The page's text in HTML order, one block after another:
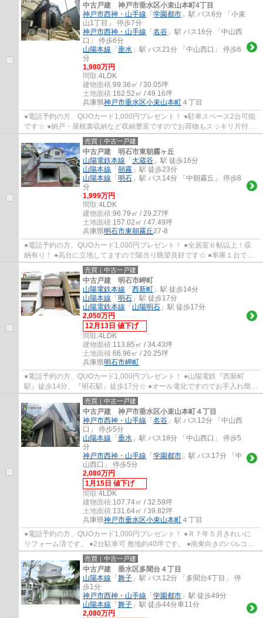
中古戸建 神戸市垂水区小束山本町4丁目
神戸市西神・山手線 「学園都市 」駅 バス6分 「小束
山1丁目」 停歩7分
神戸市西神・山手線 「名谷 」駅 バス16分 「中山西
口」 停歩6分
山陽本線 「垂水 」駅 バス21分 「中山西口」 停歩6
分
1,980万円
間取:4LDK
建物面積:99.36㎡ / 30.05坪
土地面積:162.52㎡ / 49.16坪
兵庫県神戸市垂水区小束山本町 ４丁目
●電話予約の方、QUOカード1,000円プレゼント！ ●駐車スペース2台可能
です☆ ●納戸・屋根裏収納など収納豊富ですのでお荷物もスッキリ片付き
ます ●ウッドデッキがあり、家庭菜園も楽しめ...
売買｜中古一戸建
中古戸建 明石市東朝霧ヶ丘
山陽電鉄本線 「大蔵谷 」駅 徒歩16分
山陽本線 「朝霧 」駅 徒歩23分
山陽本線 「明石 」駅 バス14分 「中朝霧丘」 停歩8
分
1,999万円
間取:4LDK
建物面積:96.79㎡ / 29.27坪
土地面積:157.02㎡ / 47.49坪
兵庫県明石市東朝霧丘27-8
●電話予約の方、QUOカード1,000円プレゼント！ ●全居室６帖以上！収
納有り！ ●高台に立地してますので陽当り眺望良好です☆ ●車庫１台で
す！ ●リフォーム物件ですので綺麗です ●朝霧小...
売買｜中古一戸建
中古戸建 明石市岬町
山陽電鉄本線 「西新町 」駅 徒歩14分
山陽本線 「明石 」駅 徒歩17分
山陽電鉄本線 「山陽明石 」駅 徒歩17分
2,050万円
12月13日 値下げ
間取:4LDK
建物面積:113.85㎡ / 34.43坪
土地面積:66.96㎡ / 20.25坪
兵庫県明石市岬町
●電話予約の方、QUOカード1,000円プレゼント！ ●山陽電鉄『西新町
駅』徒歩14分、『明石駅』徒歩17分☆ ●オール電化ですのでお手入れ簡単
●２階３階には両面バルコニーですので通風陽当...
売買｜中古一戸建
中古戸建 神戸市垂水区小束山本町４丁目
神戸市西神・山手線 「名谷 」駅 バス12分 「中山西
口」 停歩5分
山陽本線 「垂水 」駅 バス18分 「中山西口」 停歩5
分
神戸市西神・山手線 「学園都市 」駅 バス17分 「中
山西口」 停歩5分
2,080万円
1月15日 値下げ
間取:4LDK
建物面積:107.74㎡ / 32.59坪
土地面積:131.64㎡ / 39.82坪
兵庫県神戸市垂水区小束山本町 ４丁目
●電話予約の方、QUOカード1,000円プレゼント！ ●Ｒ７年５月きれいに
リフォーム済です。 ●2台駐車可 敷地約40坪です。 ●南東向きのバルコニ
ーで陽当り通風良好です。 ●小束山小学校・多...
売買｜中古一戸建
中古戸建 垂水区多聞台４丁目
山陽本線 「舞子 」駅 バス12分 「多聞台4丁目」 停
歩1分
神戸市西神・山手線 「学園都市 」駅 徒歩49分
山陽本線 「舞子 」駅 徒歩44分車11分
2,080万円